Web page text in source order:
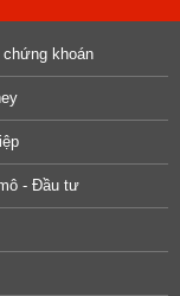
khoán
- Đầu tư